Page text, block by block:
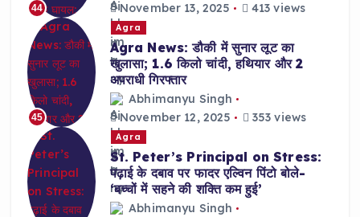
44
November 13, 2025
413 views
45
Agra
Agra News: डौकी में सुनार लूट का
खुलासा; 1.6 किलो चांदी, हथियार और 2
अपराधी गिरफ्तार
Abhimanyu Singh
November 12, 2025
353 views
Agra
St. Peter’s Principal on Stress:
पढ़ाई के दबाव पर फादर एल्विन पिंटो बोले-
‘बच्चों में सहने की शक्ति कम हुई’
Abhimanyu Singh